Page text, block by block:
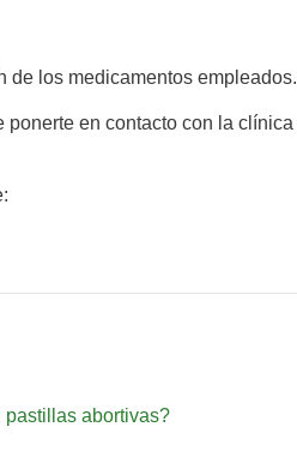
de los medicamentos empleados.
en contacto con la
pastillas abortivas?